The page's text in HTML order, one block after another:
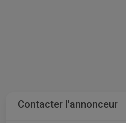
Contacter l'annonceur